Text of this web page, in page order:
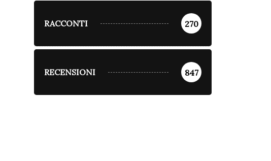
RACCONTI 270
RECENSIONI 847